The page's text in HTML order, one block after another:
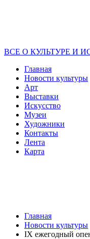
ВСЕ О КУЛЬТУРЕ И
Главная
Новости культуры
Арт
Выставки
Искусство
Музеи
Художники
Контакты
Лента
Карта
Главная
Новости культуры
IX ежегодный